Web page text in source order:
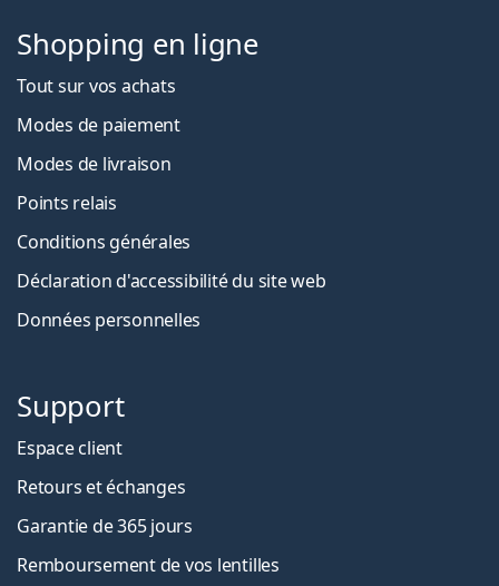
Shopping en ligne
Tout sur vos achats
Modes de paiement
Modes de livraison
Points relais
Conditions générales
Déclaration d'accessibilité du site web
Données personnelles
Support
Espace client
Retours et échanges
Garantie de 365 jours
Remboursement de vos lentilles